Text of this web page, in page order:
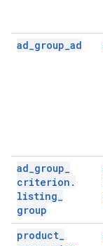
ad_group_ad
ad_group_
criterion .
listing_
group
product_